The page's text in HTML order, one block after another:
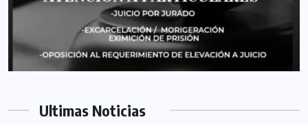
Ultimas Noticias